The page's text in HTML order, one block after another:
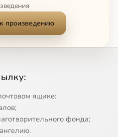
произведению
ящике:
фонда;